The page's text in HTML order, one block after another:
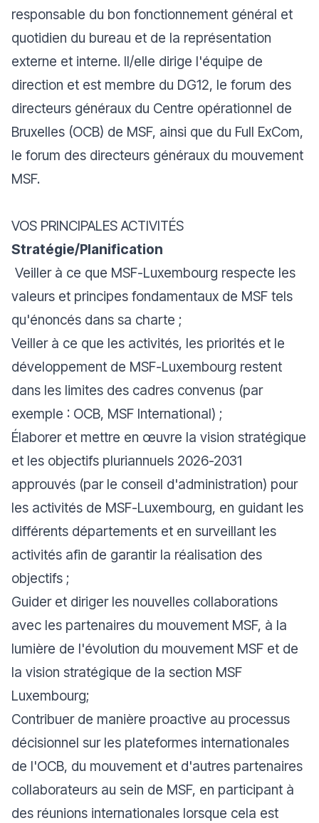
responsable du bon fonctionnement général et
quotidien du bureau et de la représentation
externe et interne. Il/elle dirige l'équipe de
direction et est membre du DG12, le forum des
directeurs généraux du Centre opérationnel de
Bruxelles (OCB) de MSF, ainsi que du Full ExCom,
le forum des directeurs généraux du mouvement
MSF.
VOS PRINCIPALES ACTIVITÉS
Stratégie/Planification
Veiller à ce que MSF-Luxembourg respecte les
valeurs et principes fondamentaux de MSF tels
qu'énoncés dans sa charte ;
Veiller à ce que les activités, les priorités et le
développement de MSF-Luxembourg restent
dans les limites des cadres convenus (par
exemple : OCB, MSF International) ;
Élaborer et mettre en œuvre la vision stratégique
et les objectifs pluriannuels 2026-2031
approuvés (par le conseil d'administration) pour
les activités de MSF-Luxembourg, en guidant les
différents départements et en surveillant les
activités afin de garantir la réalisation des
objectifs ;
Guider et diriger les nouvelles collaborations
avec les partenaires du mouvement MSF, à la
lumière de l'évolution du mouvement MSF et de
la vision stratégique de la section MSF
Luxembourg;
Contribuer de manière proactive au processus
décisionnel sur les plateformes internationales
de l'OCB, du mouvement et d'autres partenaires
collaborateurs au sein de MSF, en participant à
des réunions internationales lorsque cela est